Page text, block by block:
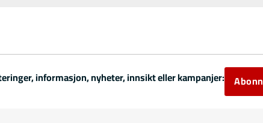
informasjon, nyheter, innsikt eller kampanjer: